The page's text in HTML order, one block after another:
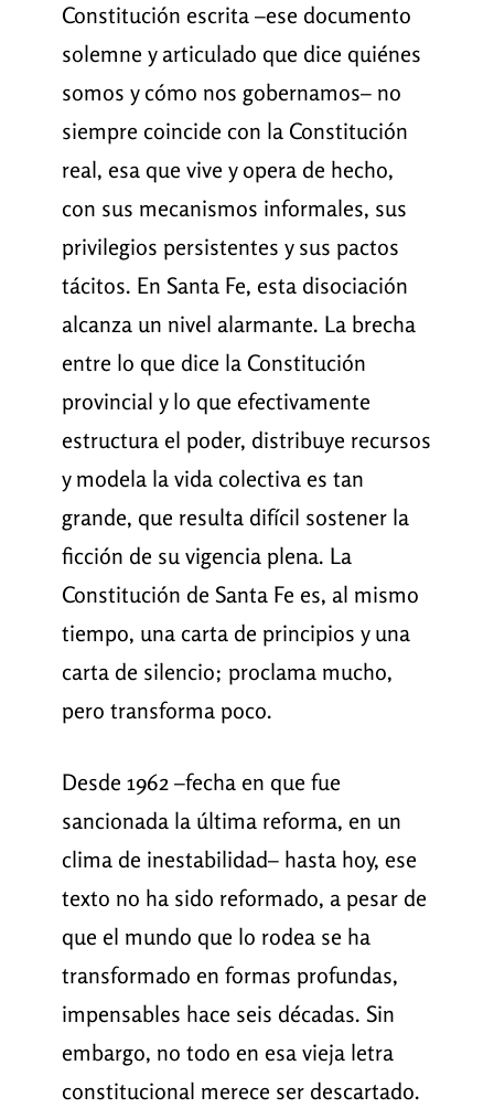
Constitución escrita –ese documento
solemne y articulado que dice quiénes
somos y cómo nos gobernamos– no
siempre coincide con la Constitución
real, esa que vive y opera de hecho,
con sus mecanismos informales, sus
privilegios persistentes y sus pactos
tácitos. En Santa Fe, esta disociación
alcanza un nivel alarmante. La brecha
entre lo que dice la Constitución
provincial y lo que efectivamente
estructura el poder, distribuye recursos
y modela la vida colectiva es tan
grande, que resulta difícil sostener la
ficción de su vigencia plena. La
Constitución de Santa Fe es, al mismo
tiempo, una carta de principios y una
carta de silencio; proclama mucho,
pero transforma poco.
Desde 1962 –fecha en que fue
sancionada la última reforma, en un
clima de inestabilidad– hasta hoy, ese
texto no ha sido reformado, a pesar de
que el mundo que lo rodea se ha
transformado en formas profundas,
impensables hace seis décadas. Sin
embargo, no todo en esa vieja letra
constitucional merece ser descartado.